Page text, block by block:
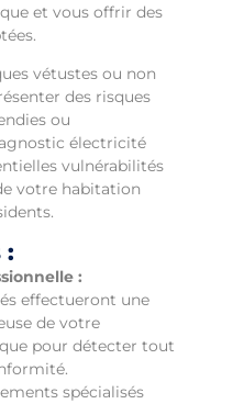
et vous offrir des
vétustes ou non
des risques
ou
électricité
vulnérabilités
votre habitation
:
:
effectueront une
de votre
pour détecter tout
spécialisés